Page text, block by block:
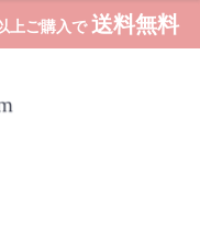
上ご購入で 送料無料